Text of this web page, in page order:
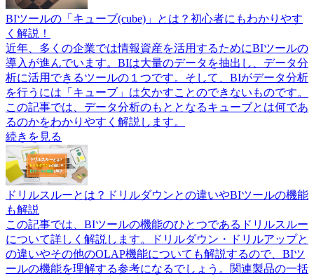
BIツールの「キューブ(cube)」とは？初心者にもわかりやす
く解説！
近年、多くの企業では情報資産を活用するためにBIツールの
導入が進んでいます。BIは大量のデータを抽出し、データ分
析に活用できるツールの１つです。そして、BIがデータ分析
を行うには「キューブ」は欠かすことのできないものです。
この記事では、データ分析のもととなるキューブとは何であ
るのかをわかりやすく解説します。
続きを見る
ドリルスルーとは？ドリルダウンとの違いやBIツールの機能
も解説
この記事では、BIツールの機能のひとつであるドリルスルー
について詳しく解説します。ドリルダウン・ドリルアップと
の違いやその他のOLAP機能についても解説するので、BIツ
ールの機能を理解する参考になるでしょう。関連製品の一括